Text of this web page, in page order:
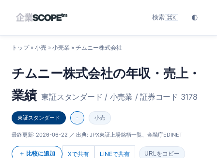
検索 ⌘K 🌓
トップ» 小売 » 小売業 » チムニー株式会社
チムニー株式会社の年収・売上・
業績 東証スタンダード / 小売業 / 証券コード 3178
東証スタンダード - 小売
最終更新: 2026-06-22 ／ 出典: JPX東証上場銘柄一覧、金融庁EDINET
＋ 比較に追加 Xで共有 LINEで共有 URLをコピー